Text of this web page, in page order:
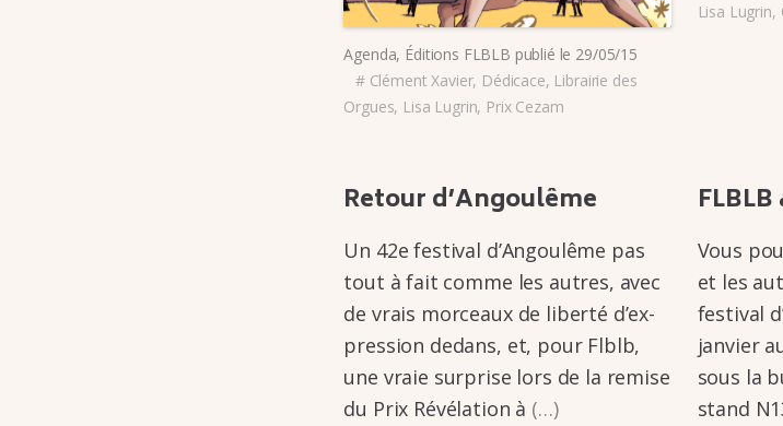
Agenda, Éditions FLBLB publié le 29/05/15
# Clément Xavier, Dédicace, Librairie des
Orgues, Lisa Lugrin, Prix Cezam
Lisa Lugrin,
Retour d’An­gou­lême
Un 42e festi­­val d’An­­gou­­lême pas
tout à fait comme les autres, avec
de vrais morceaux de liberté d’ex­­
pres­­sion dedans, et, pour Flblb,
une vraie surprise lors de la remise
du Prix Révé­­la­­tion à (…)
FLBLB
Vous
et les
festi­­val
janvier
sous la
stand